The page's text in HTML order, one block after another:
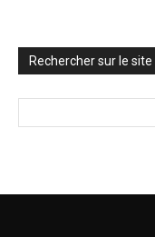
Rechercher sur le site